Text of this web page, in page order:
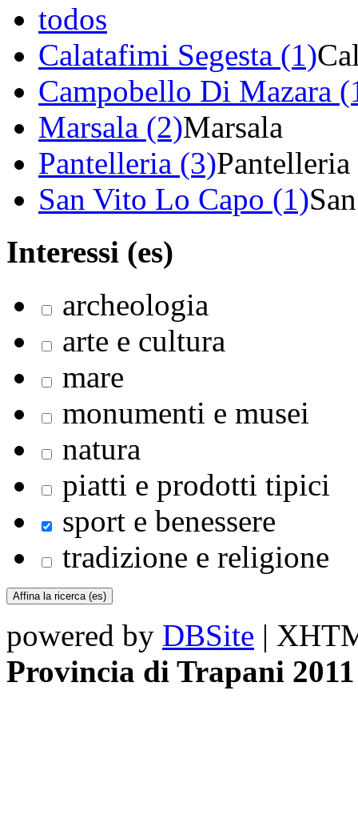
todos
Calatafimi Segesta (1)
Campobello Di Mazara
Marsala (2)Marsala
Pantelleria (3)Pantelleria
San Vito Lo Capo (1)
Interessi (es)
archeologia
arte e cultura
mare
monumenti e musei
natura
piatti e prodotti tipici
sport e benessere
tradizione e religione
powered by DBSite |
Provincia di Trapani 2011